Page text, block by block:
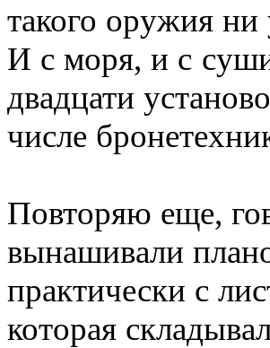
такого оружия
И с моря, и с
двадцати
числе
Повторяю еще,
вынашивали
практически с
которая